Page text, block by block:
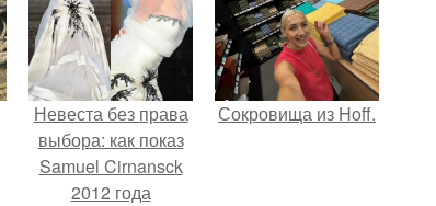
Невеста без права
выбора: как показ
Samuel Cirnansck
2012 года
Сокровища из Hoff.